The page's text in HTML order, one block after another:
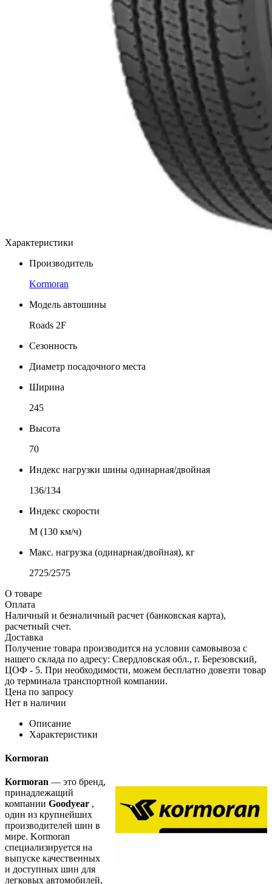
Характеристики
Производитель
Kormoran
Модель автошины
Roads 2F
Сезонность
Диаметр посадочного места
Ширина
245
Высота
70
Индекс нагрузки шины одинарная/двойная
136/134
Индекс скорости
М (130 км/ч)
Макс. нагрузка (одинарная/двойная), кг
2725/2575
О товаре
Оплата
Наличный и безналичный расчет (банковская карта),
расчетный счет.
Доставка
Получение товара производится на условии самовывоза с
нашего склада по адресу: Свердловская обл., г. Березовский,
ЦОФ - 5. При необходимости, можем бесплатно довезти товар
до терминала транспортной компании.
Цена по запросу
Нет в наличии
Описание
Характеристики
Kormoran
Kormoran — это бренд,
принадлежащий
компании Goodyear ,
один из крупнейших
производителей шин в
мире. Kormoran
специализируется на
выпуске качественных
и доступных шин для
легковых автомобилей,